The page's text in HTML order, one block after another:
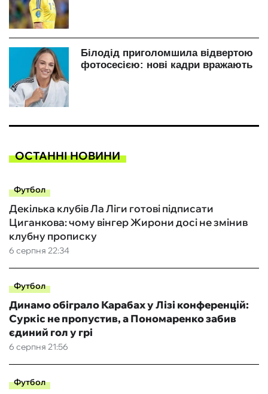
ОСТАННІ НОВИНИ
Футбол
6 серпня 22:34
Декілька клубів Ла Ліги готові підписати
Циганкова: чому вінгер Жирони досі не змінив
клубну прописку
Футбол
6 серпня 21:56
Динамо обіграло Карабах у Лізі конференцій:
Суркіс не пропустив, а Пономаренко забив
єдиний гол у грі
Футбол